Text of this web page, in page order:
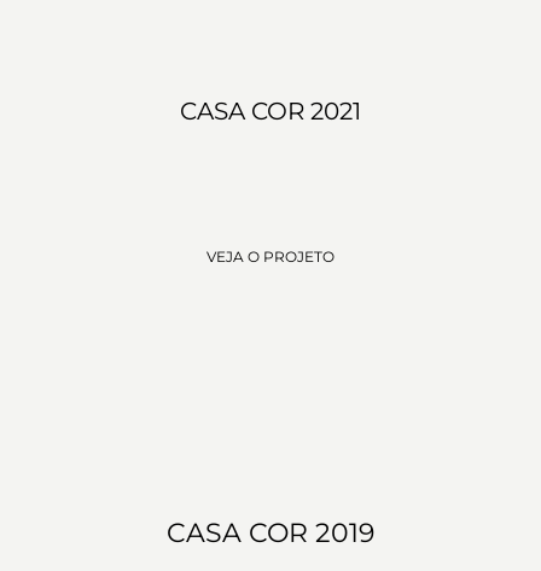
CASA COR 2021
VEJA O PROJETO
CASA COR 2019